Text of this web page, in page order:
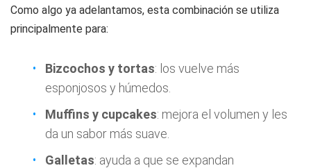
Como algo ya adelantamos, esta combinación se utiliza
principalmente para:
Bizcochos y tortas: los vuelve más
esponjosos y húmedos.
Muffins y cupcakes: mejora el volumen y les
da un sabor más suave.
Galletas: ayuda a que se expandan